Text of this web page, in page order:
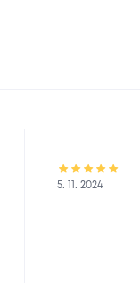
5. 11. 2024